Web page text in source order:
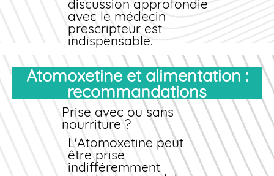
discussion approfondie
avec le médecin
prescripteur est
indispensable.
Atomoxetine et alimentation :
recommandations
Prise avec ou sans
nourriture ?
L'Atomoxetine peut
être prise
indifféremment